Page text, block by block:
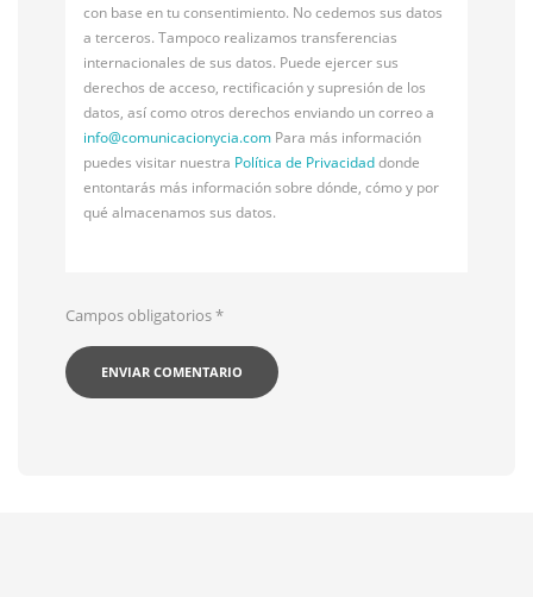
con base en tu consentimiento. No cedemos sus datos
a terceros. Tampoco realizamos transferencias
internacionales de sus datos. Puede ejercer sus
derechos de acceso, rectificación y supresión de los
datos, así como otros derechos enviando un correo a
info@comunicacionycia.com Para más información
puedes visitar nuestra Política de Privacidaddonde
entontarás más información sobre dónde, cómo y por
qué almacenamos sus datos.
Campos obligatorios*